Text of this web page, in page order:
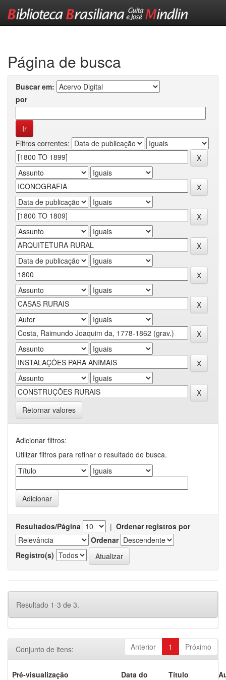
Página de busca
Buscar em:
por
Filtros correntes:
Retornar valores
Adicionar filtros:
Utilizar filtros para refinar o resultado de busca.
Resultados/Página | Ordenar registros por
Ordenar
Registro(s)
Resultado 1-3 de 3.
Anterior 1 Próximo
Conjunto de itens:
Pré-visualização
Data do
Título